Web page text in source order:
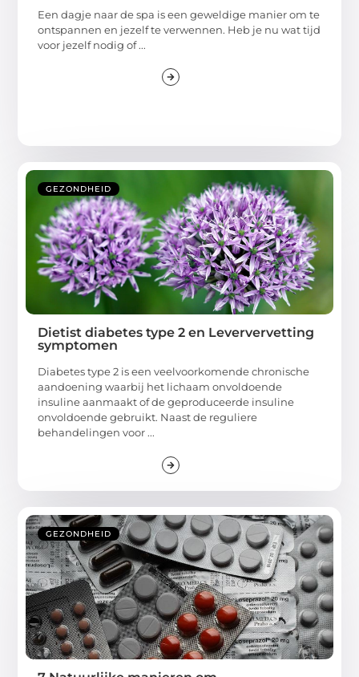
Een dagje naar de spa is een geweldige manier om te
ontspannen en jezelf te verwennen. Heb je nu wat tijd
voor jezelf nodig of ...
GEZONDHEID
Dietist diabetes type 2 en Leververvetting
symptomen
Diabetes type 2 is een veelvoorkomende chronische
aandoening waarbij het lichaam onvoldoende
insuline aanmaakt of de geproduceerde insuline
onvoldoende gebruikt. Naast de reguliere
behandelingen voor ...
GEZONDHEID